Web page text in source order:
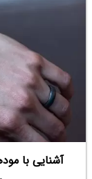
آشنایی با